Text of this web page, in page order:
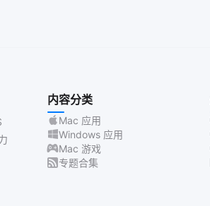
内容分类
Mac 应用
Windows 应用
Mac 游戏
专题合集